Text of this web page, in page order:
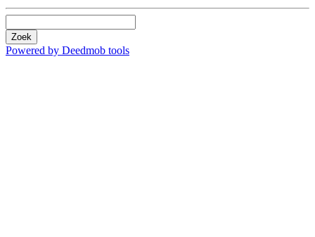
Zoek
Powered by Deedmob tools